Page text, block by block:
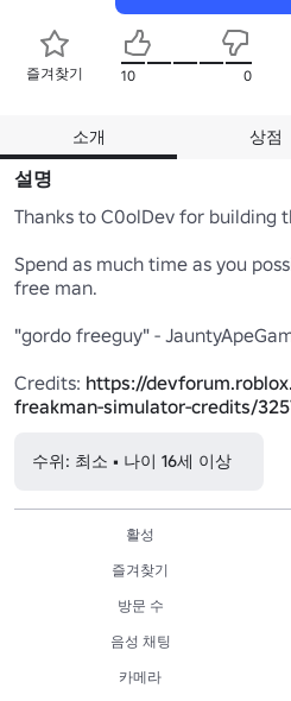
즐겨찾기 10 0
소개 상점
설명
Thanks to C0olDev for building
Spend as much time as you
free man.
"gordo freeguy" -
Credits: https://
freakman-simulator-credits/
수위: 최소 • 나이 16세 이상
활성
즐겨찾기
방문 수
음성 채팅
카메라